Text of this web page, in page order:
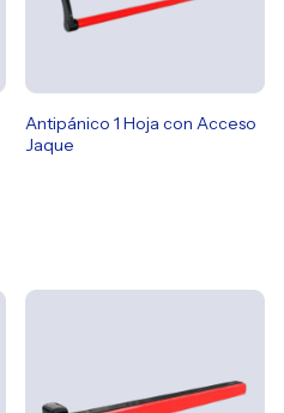
Antipánico 1 Hoja con Acceso
Jaque